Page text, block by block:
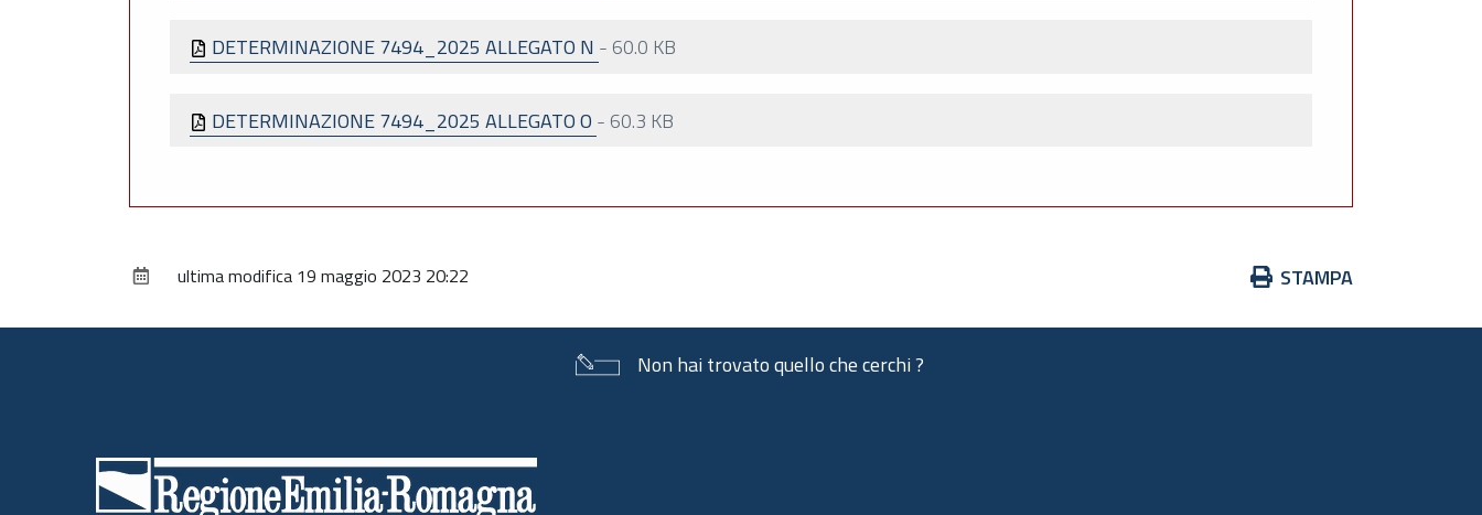
DETERMINAZIONE 7494_2025 ALLEGATO N - 60.0 KB
DETERMINAZIONE 7494_2025 ALLEGATO O - 60.3 KB
Azioni
documento
STAMPA
ultima modifica 19 maggio 2023 20:22
Non hai trovato quello che cerchi ?